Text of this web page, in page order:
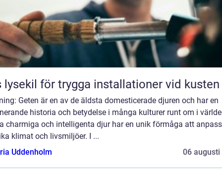
lysekil för trygga installationer vid kusten
Geten är en av de äldsta domesticerade djuren och har en
historia och betydelse i många kulturer runt om i
charmiga och intelligenta djur har en unik förmåga att
klimat och livsmiljöer. I ...
Uddenholm
06 augusti